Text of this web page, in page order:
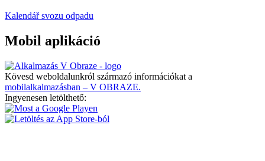
Kalendář svozu odpadu
Mobil aplikáció
Kövesd weboldalunkról származó információkat a
mobilalkalmazásban – V OBRAZE.
Ingyenesen letölthető: